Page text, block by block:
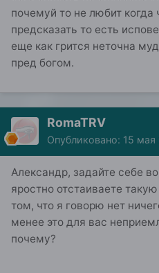
почемуй то не любит когда
предсказать то есть
еще как грится неточна
пред богом.
RomaTRV
Опубликовано: 15 мая
Александр, задайте себе
яростно отстаиваете
том, что я говорю нет
менее это для вас
почему?